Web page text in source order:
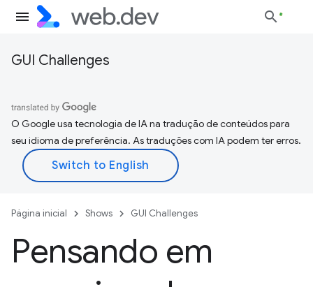
GUI Challenges
O Google usa tecnologia de IA na tradução de conteúdos para
seu idioma de preferência. As traduções com IA podem ter erros.
Página inicial Shows GUI Challenges
Pensando em